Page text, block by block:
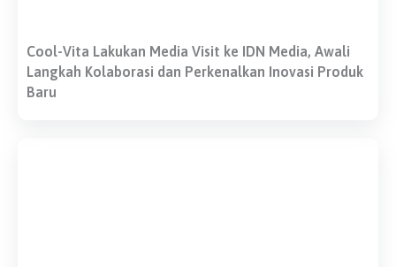
Cool-Vita Lakukan Media Visit ke IDN Media, Awali
Langkah Kolaborasi dan Perkenalkan Inovasi Produk
Baru